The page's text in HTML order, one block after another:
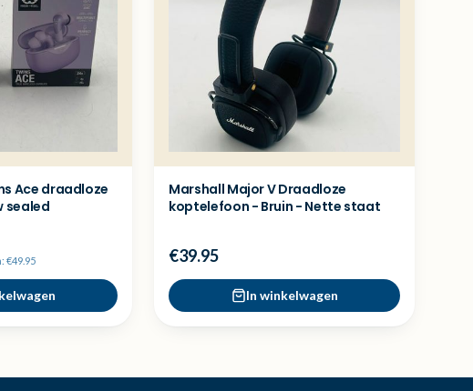
Ace draadloze
sealed
€49.95
Marshall Major V Draadloze
koptelefoon - Bruin - Nette staat
€39.95
In winkelwagen